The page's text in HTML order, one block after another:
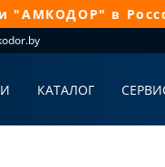
в
КАТАЛОГ